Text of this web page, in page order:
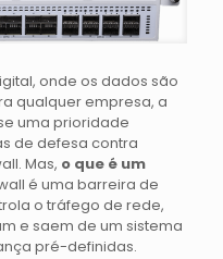
onde os dados são
qualquer empresa, a
uma prioridade
de defesa contra
Mas, o que é um
é uma barreira de
o tráfego de rede,
e saem de um sistema
pré-definidas.